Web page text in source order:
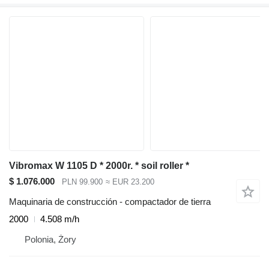
Vibromax W 1105 D * 2000r. * soil roller *
$ 1.076.000
PLN 99.900 ≈ EUR 23.200
Maquinaria de construcción - compactador de tierra
2000
4.508 m/h
Polonia, Żory